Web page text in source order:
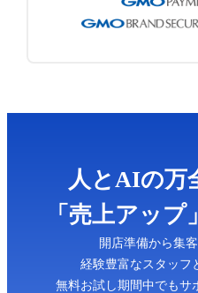
人とAIの万
「売上アッ
開店準備から集
経験豊富なスタッフ
無料お試し期間中でもサ